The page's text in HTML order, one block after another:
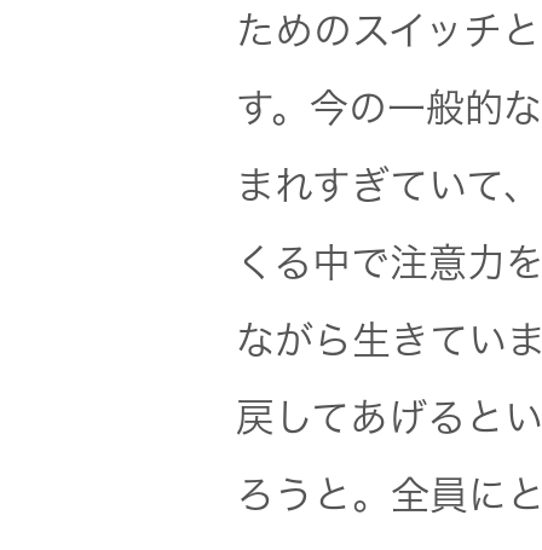
ためのスイッチ
す。今の一般的
まれすぎていて
くる中で注意力
ながら生きてい
戻してあげると
ろうと。全員に